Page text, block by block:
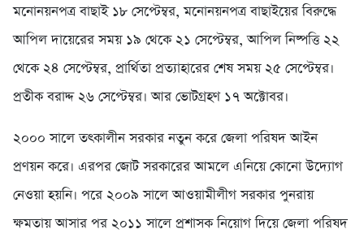
মনোনয়নপত্র বাছাই ১৮ সেপ্টেম্বর, মনোনয়নপত্র বাছাইয়ের বিরুদ্ধে
আপিল দায়েরের সময় ১৯ থেকে ২১ সেপ্টেম্বর, আপিল নিষ্পত্তি ২২
থেকে ২৪ সেপ্টেম্বর, প্রার্থিতা প্রত্যাহারের শেষ সময় ২৫ সেপ্টেম্বর।
প্রতীক বরাদ্দ ২৬ সেপ্টেম্বর। আর ভোটগ্রহণ ১৭ অক্টোবর।
২০০০ সালে তৎকালীন সরকার নতুন করে জেলা পরিষদ আইন
প্রণয়ন করে। এরপর জোট সরকারের আমলে এনিয়ে কোনো উদ্যোগ
নেওয়া হয়নি। পরে ২০০৯ সালে আওয়ামীলীগ সরকার পুনরায়
ক্ষমতায় আসার পর ২০১১ সালে প্রশাসক নিয়োগ দিয়ে জেলা পরিষদ